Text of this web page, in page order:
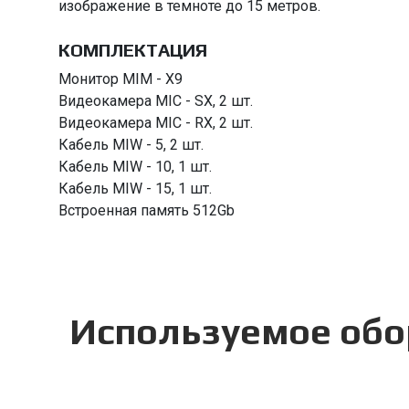
изображение в темноте до 15 метров.
КОМПЛЕКТАЦИЯ
Монитор MIM - X9
Видеокамера MIC - SX, 2 шт.
Видеокамера MIC - RX, 2 шт.
Кабель MIW - 5, 2 шт.
Кабель MIW - 10, 1 шт.
Кабель MIW - 15, 1 шт.
Встроенная память 512Gb
Используемое